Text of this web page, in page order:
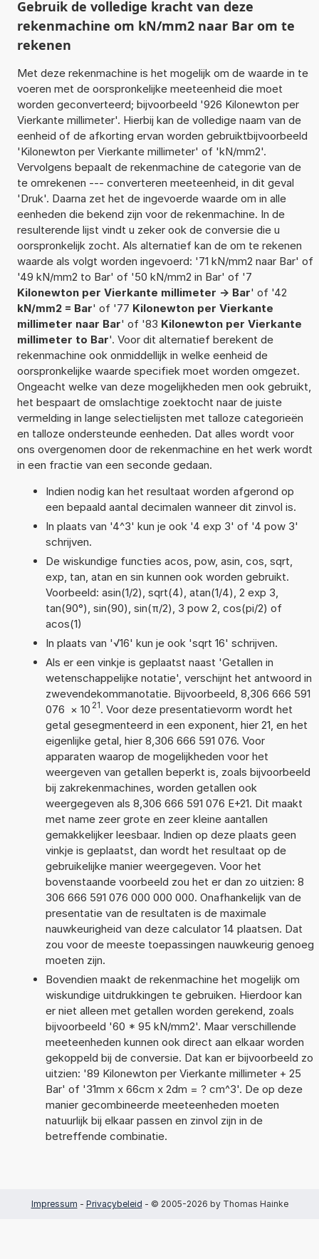
Gebruik de volledige kracht van deze
rekenmachine om kN/mm2 naar Bar om te
rekenen
Met deze rekenmachine is het mogelijk om de waarde in te
voeren met de oorspronkelijke meeteenheid die moet
worden geconverteerd; bijvoorbeeld '926 Kilonewton per
Vierkante millimeter'. Hierbij kan de volledige naam van de
eenheid of de afkorting ervan worden gebruiktbijvoorbeeld
'Kilonewton per Vierkante millimeter' of 'kN/mm2'.
Vervolgens bepaalt de rekenmachine de categorie van de
te omrekenen --- converteren meeteenheid, in dit geval
'Druk'. Daarna zet het de ingevoerde waarde om in alle
eenheden die bekend zijn voor de rekenmachine. In de
resulterende lijst vindt u zeker ook de conversie die u
oorspronkelijk zocht. Als alternatief kan de om te rekenen
waarde als volgt worden ingevoerd: '71 kN/mm2 naar Bar' of
'49 kN/mm2 to Bar' of '50 kN/mm2 in Bar' of '7
Kilonewton per Vierkante millimeter -> Bar' of '42
kN/mm2 = Bar' of '77 Kilonewton per Vierkante
millimeter naar Bar' of '83 Kilonewton per Vierkante
millimeter to Bar'. Voor dit alternatief berekent de
rekenmachine ook onmiddellijk in welke eenheid de
oorspronkelijke waarde specifiek moet worden omgezet.
Ongeacht welke van deze mogelijkheden men ook gebruikt,
het bespaart de omslachtige zoektocht naar de juiste
vermelding in lange selectielijsten met talloze categorieën
en talloze ondersteunde eenheden. Dat alles wordt voor
ons overgenomen door de rekenmachine en het werk wordt
in een fractie van een seconde gedaan.
Indien nodig kan het resultaat worden afgerond op
een bepaald aantal decimalen wanneer dit zinvol is.
In plaats van '4^3' kun je ook '4 exp 3' of '4 pow 3'
schrijven.
De wiskundige functies acos, pow, asin, cos, sqrt,
exp, tan, atan en sin kunnen ook worden gebruikt.
Voorbeeld: asin(1/2), sqrt(4), atan(1/4), 2 exp 3,
tan(90°), sin(90), sin(π/2), 3 pow 2, cos(pi/2) of
acos(1)
In plaats van '√16' kun je ook 'sqrt 16' schrijven.
Als er een vinkje is geplaatst naast 'Getallen in
wetenschappelijke notatie', verschijnt het antwoord in
zwevendekommanotatie. Bijvoorbeeld, 8,306 666 591
076 × 10 21. Voor deze presentatievorm wordt het
getal gesegmenteerd in een exponent, hier 21, en het
eigenlijke getal, hier 8,306 666 591 076. Voor
apparaten waarop de mogelijkheden voor het
weergeven van getallen beperkt is, zoals bijvoorbeeld
bij zakrekenmachines, worden getallen ook
weergegeven als 8,306 666 591 076 E+21. Dit maakt
met name zeer grote en zeer kleine aantallen
gemakkelijker leesbaar. Indien op deze plaats geen
vinkje is geplaatst, dan wordt het resultaat op de
gebruikelijke manier weergegeven. Voor het
bovenstaande voorbeeld zou het er dan zo uitzien: 8
306 666 591 076 000 000 000. Onafhankelijk van de
presentatie van de resultaten is de maximale
nauwkeurigheid van deze calculator 14 plaatsen. Dat
zou voor de meeste toepassingen nauwkeurig genoeg
moeten zijn.
Bovendien maakt de rekenmachine het mogelijk om
wiskundige uitdrukkingen te gebruiken. Hierdoor kan
er niet alleen met getallen worden gerekend, zoals
bijvoorbeeld '60 * 95 kN/mm2'. Maar verschillende
meeteenheden kunnen ook direct aan elkaar worden
gekoppeld bij de conversie. Dat kan er bijvoorbeeld zo
uitzien: '89 Kilonewton per Vierkante millimeter + 25
Bar' of '31mm x 66cm x 2dm = ? cm^3'. De op deze
manier gecombineerde meeteenheden moeten
natuurlijk bij elkaar passen en zinvol zijn in de
betreffende combinatie.
Impressum - Privacybeleid - © 2005-2026 by Thomas Hainke